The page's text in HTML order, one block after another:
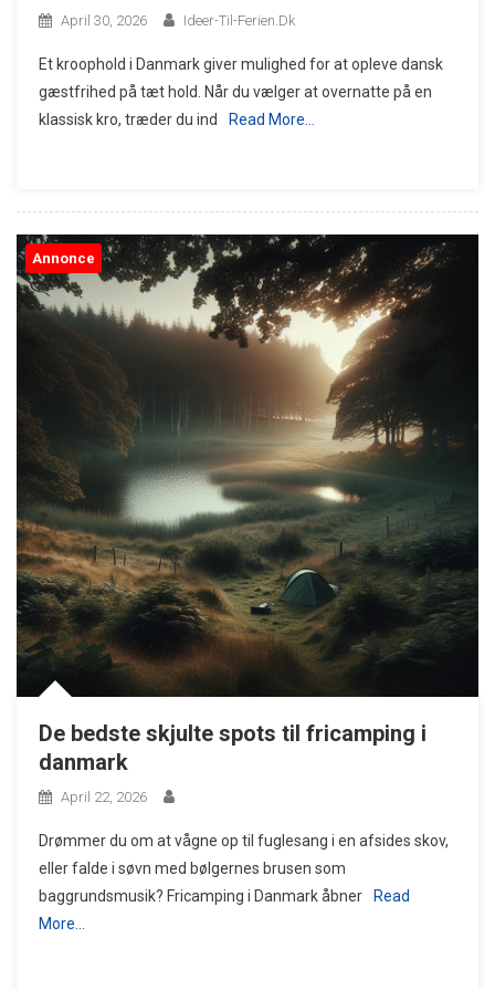
April 30, 2026 Ideer-Til-Ferien.dk
Et kroophold i Danmark giver mulighed for at opleve dansk
gæstfrihed på tæt hold. Når du vælger at overnatte på en
klassisk kro, træder du ind
Read More…
Annonce
De bedste skjulte spots til fricamping i
danmark
April 22, 2026
Drømmer du om at vågne op til fuglesang i en afsides skov,
eller falde i søvn med bølgernes brusen som
baggrundsmusik? Fricamping i Danmark åbner
Read
More…